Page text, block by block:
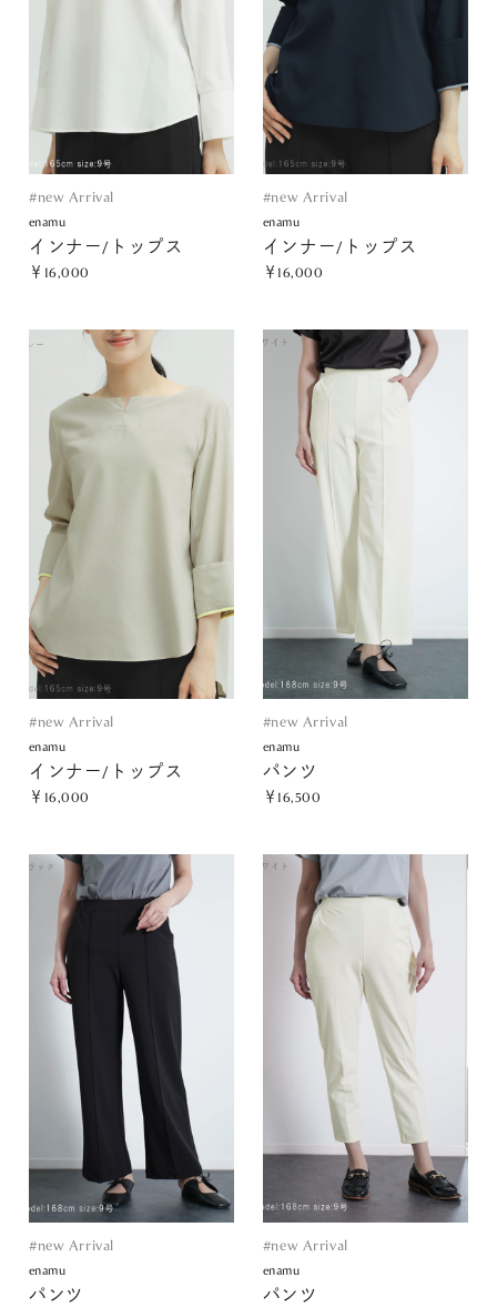
#new Arrival
enamu
インナー/トップス
￥16,000
#new Arrival
enamu
インナー/トップス
￥16,000
#new Arrival
enamu
インナー/トップス
￥16,000
#new Arrival
enamu
パンツ
￥16,500
#new Arrival
enamu
パンツ
#new Arrival
enamu
パンツ